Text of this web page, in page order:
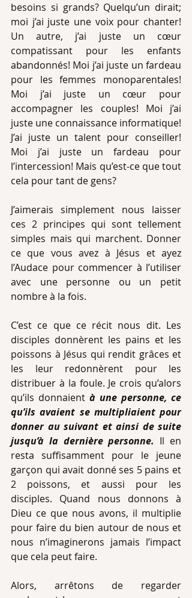
besoins si grands? Quelqu’un dirait;
moi j’ai juste une voix pour chanter!
Un autre, j’ai juste un cœur
compatissant pour les enfants
abandonnés! Moi j’ai juste un fardeau
pour les femmes monoparentales!
Moi j’ai juste un cœur pour
accompagner les couples! Moi j’ai
juste une connaissance informatique!
J’ai juste un talent pour conseiller!
Moi j’ai juste un fardeau pour
l’intercession! Mais qu’est-ce que tout
cela pour tant de gens?
J’aimerais simplement nous laisser
ces 2 principes qui sont tellement
simples mais qui marchent. Donner
ce que vous avez à Jésus et ayez
l’Audace pour commencer à l’utiliser
avec une personne ou un petit
nombre à la fois.
C’est ce que ce récit nous dit. Les
disciples donnèrent les pains et les
poissons à Jésus qui rendit grâces et
les leur redonnèrent pour les
distribuer à la foule. Je crois qu’alors
qu’ils donnaient à une personne, ce
qu’ils avaient se multipliaient pour
donner au suivant et ainsi de suite
jusqu’à la dernière personne. Il en
resta suffisamment pour le jeune
garçon qui avait donné ses 5 pains et
2 poissons, et aussi pour les
disciples. Quand nous donnons à
Dieu ce que nous avons, il multiplie
pour faire du bien autour de nous et
nous n’imaginerons jamais l’impact
que cela peut faire.
Alors, arrêtons de regarder